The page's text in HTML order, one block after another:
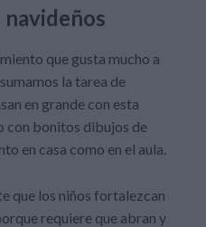
que gusta mucho a
la tarea de
en grande con esta
con bonitos dibujos de
en casa como en el aula.
que los niños fortalezcan
requiere que abran y